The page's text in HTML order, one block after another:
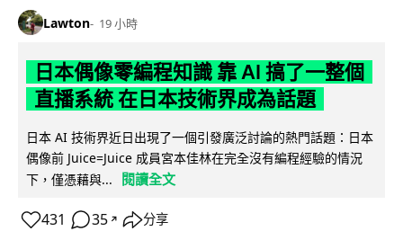
Lawton 19 小時
日本偶像零編程知識 靠 AI 搞了一整個
直播系統 在日本技術界成為話題
日本 AI 技術界近日出現了一個引發廣泛討論的熱門話題：日本
偶像前 Juice=Juice 成員宮本佳林在完全沒有編程經驗的情況
下，僅憑藉與...
閱讀全文
431 35 ↗ 分享